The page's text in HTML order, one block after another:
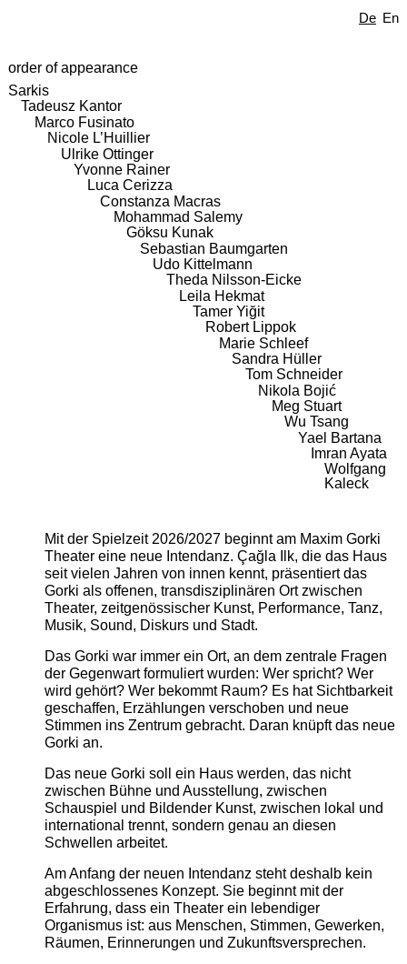
De En
order of appearance
Sarkis
Tadeusz Kantor
Marco Fusinato
Nicole L’Huillier
Ulrike Ottinger
Yvonne Rainer
Luca Cerizza
Constanza Macras
Mohammad Salemy
Göksu Kunak
Sebastian Baumgarten
Udo Kittelmann
Theda Nilsson-Eicke
Leila Hekmat
Tamer Yiğit
Robert Lippok
Marie Schleef
Sandra Hüller
Tom Schneider
Nikola Bojić
Meg Stuart
Wu Tsang
Yael Bartana
Imran Ayata
Wolfgang
Kaleck
Mit der Spielzeit 2026/2027 beginnt am Maxim Gorki
Theater eine neue Intendanz. Çağla Ilk, die das Haus
seit vielen Jahren von innen kennt, präsentiert das
Gorki als offenen, transdisziplinären Ort zwischen
Theater, zeitgenössischer Kunst, Performance, Tanz,
Musik, Sound, Diskurs und Stadt.
Das Gorki war immer ein Ort, an dem zentrale Fragen
der Gegenwart formuliert wurden: Wer spricht? Wer
wird gehört? Wer bekommt Raum? Es hat Sichtbarkeit
geschaffen, Erzählungen verschoben und neue
Stimmen ins Zentrum gebracht. Daran knüpft das neue
Gorki an.
Das neue Gorki soll ein Haus werden, das nicht
zwischen Bühne und Ausstellung, zwischen
Schauspiel und Bildender Kunst, zwischen lokal und
international trennt, sondern genau an diesen
Schwellen arbeitet.
Am Anfang der neuen Intendanz steht deshalb kein
abgeschlossenes Konzept. Sie beginnt mit der
Erfahrung, dass ein Theater ein lebendiger
Organismus ist: aus Menschen, Stimmen, Gewerken,
Räumen, Erinnerungen und Zukunftsversprechen.